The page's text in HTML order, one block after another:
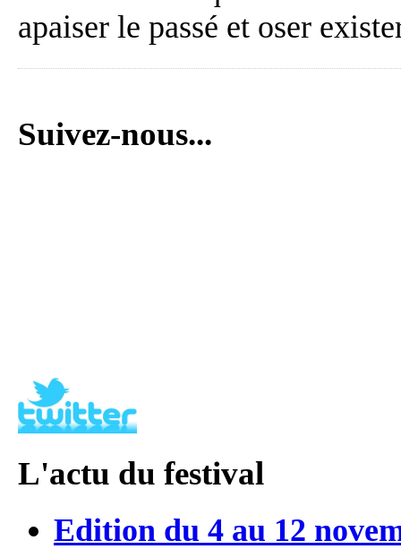
apaiser le passé et oser
Suivez-nous...
L'actu du festival
Edition du 4 au 12